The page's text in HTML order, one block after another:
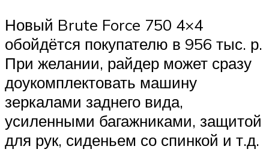
Новый Brute Force 750 4×4
обойдётся покупателю в 956 тыс. р.
При желании, райдер может сразу
доукомплектовать машину
зеркалами заднего вида,
усиленными багажниками, защитой
для рук, сиденьем со спинкой и т.д.